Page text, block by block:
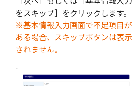
をスキップ］をクリックします。
※基本情報入力画面で不足項目が
ある場合、スキップボタンは表示
されません。